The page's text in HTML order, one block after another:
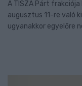
A TISZA Párt
augusztus 11-re való
ugyanakkor egyelőre